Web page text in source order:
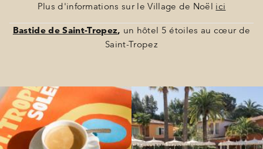
Plus d'informations sur le Village de Noël ici
Bastide de Saint-Tropez, un hôtel 5 étoiles au cœur de
Saint-Tropez